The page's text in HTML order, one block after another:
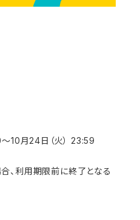
10月24日（火） 23:59
、利用期限前に終了となる